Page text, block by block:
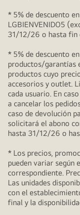
* 5% de descuento
LGBIENVENIDO5
31/12/26 o hasta fin
* 5% de descuento
productos/garantías
productos cuyo
accesorios y outlet.
cada usuario. En
a cancelar los
caso de devolución
solicitará el abono
hasta 31/12/26 o
* Los precios,
pueden variar según
correspondiente.
Las unidades
con el
final y la